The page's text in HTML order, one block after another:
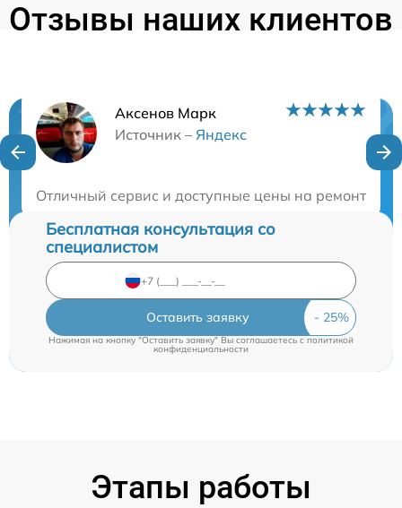
Отзывы наших клиентов
Аксенов Марк
Источник – Яндекс
Отличный сервис и доступные цены на ремонт
Нужна консультация?
Бесплатная консультация со
специалистом
Оставить заявку
Нажимая на кнопку "Оставить заявку" Вы соглашаетесь c политикой
конфиденциальности
Этапы работы